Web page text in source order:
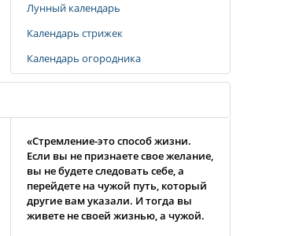
Лунный календарь
Календарь стрижек
Календарь огородника
«Стремление-это способ жизни.
Если вы не признаете свое желание,
вы не будете следовать себе, а
перейдете на чужой путь, который
другие вам указали. И тогда вы
живете не своей жизнью, а чужой.